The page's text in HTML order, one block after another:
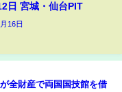
日 宮城・仙台PIT
16日
全財産で両国国技館を借